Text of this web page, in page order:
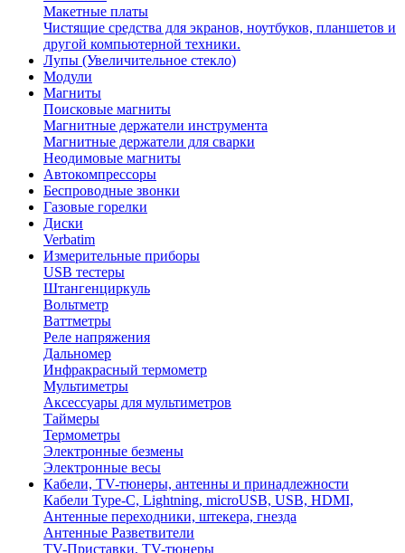
Макетные платы
Чистящие средства для экранов, ноутбуков, планшетов и
другой компьютерной техники.
Лупы (Увеличительное стекло)
Модули
Магниты
Поисковые магниты
Магнитные держатели инструмента
Магнитные держатели для сварки
Неодимовые магниты
Автокомпрессоры
Беспроводные звонки
Газовые горелки
Диски
Verbatim
Измерительные приборы
USB тестеры
Штангенциркуль
Вольтметр
Ваттметры
Реле напряжения
Дальномер
Инфракрасный термометр
Мультиметры
Аксессуары для мультиметров
Таймеры
Термометры
Электронные безмены
Электронные весы
Кабели, TV-тюнеры, антенны и принадлежности
Кабели Type-C, Lightning, microUSB, USB, HDMI,
Антенные переходники, штекера, гнезда
Антенные Разветвители
TV-Приставки, TV-тюнеры